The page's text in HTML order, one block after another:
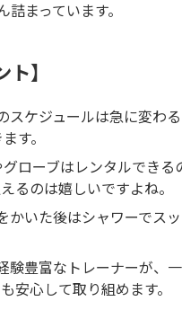
まっています。
】
スケジュールは急に変わ
す。
ローブはレンタルできる
るのは嬉しいですよね。
かいた後はシャワーでス
験豊富なトレーナーが、
安心して取り組めます。